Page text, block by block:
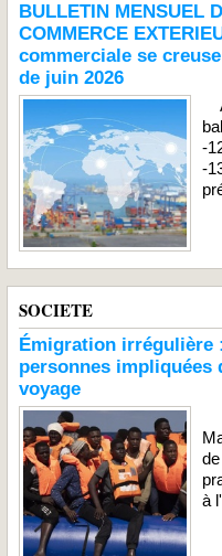
BULLETIN MENSUEL
COMMERCE
commerciale se
de juin 2026
-
-
SOCIETE
Émigration irrégulière
personnes
voyage
à